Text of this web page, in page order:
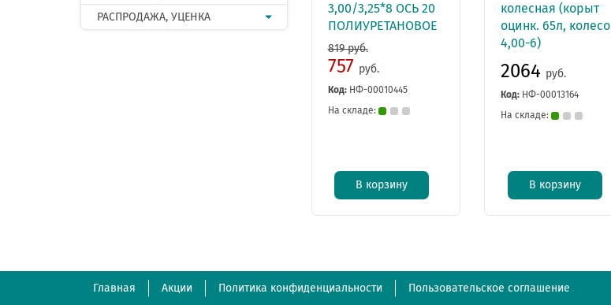
РАСПРОДАЖА, УЦЕНКА
3,00/3,25*8 ОСЬ 20
ПОЛИУРЕТАНОВОЕ
819 руб.
757 руб.
Код: НФ-00010445
На складе:
В корзину
колесная (корыт
оцинк. 65л, колесо
4,00-6)
2064 руб.
Код: НФ-00013164
На складе:
В корзину
Главная Акции Политика конфиденциальности Пользовательское соглашение